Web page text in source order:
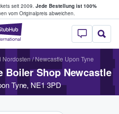
seit 2009. Jede Bestellung ist 100%
vom Originalpreis abweichen.
StubHub - Wo
verkaufen
Nordosten/Newcastle Upon Tyne
Boiler Shop Newcastle
Tyne, NE1 3PD